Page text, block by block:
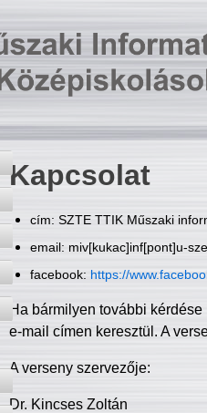
Kapcsolat
cím: SZTE TTIK Műszaki
email: miv[kukac]inf[pont]u-
facebook: https://
Ha bármilyen további
e-mail címen keresztül. A
A verseny szervezője:
Dr. Kincses Zoltán